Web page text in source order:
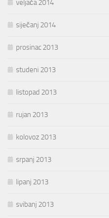
veljača 2014
siječanj 2014
prosinac 2013
studeni 2013
listopad 2013
rujan 2013
kolovoz 2013
srpanj 2013
lipanj 2013
svibanj 2013